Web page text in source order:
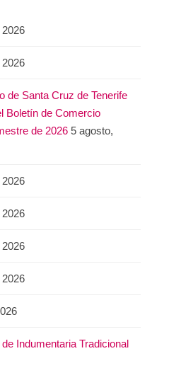
de Santa Cruz de Tenerife
Boletín de Comercio
de 2026 5 agosto,
Indumentaria Tradicional